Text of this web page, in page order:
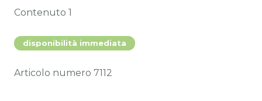
Contenuto 1
disponibilità immediata
Articolo numero 7112